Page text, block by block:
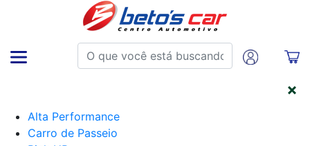
Alta Performance
Carro de Passeio